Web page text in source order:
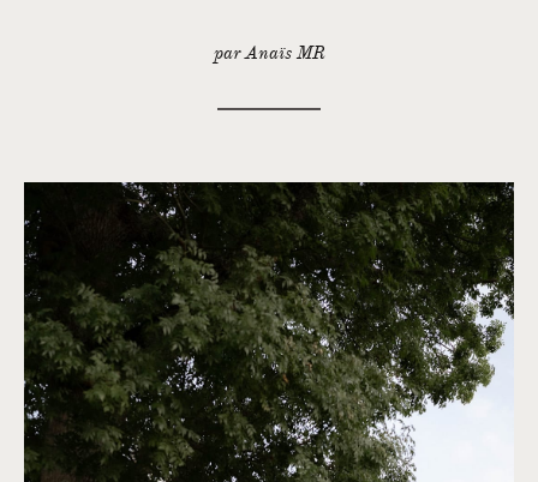
par Anaïs MR